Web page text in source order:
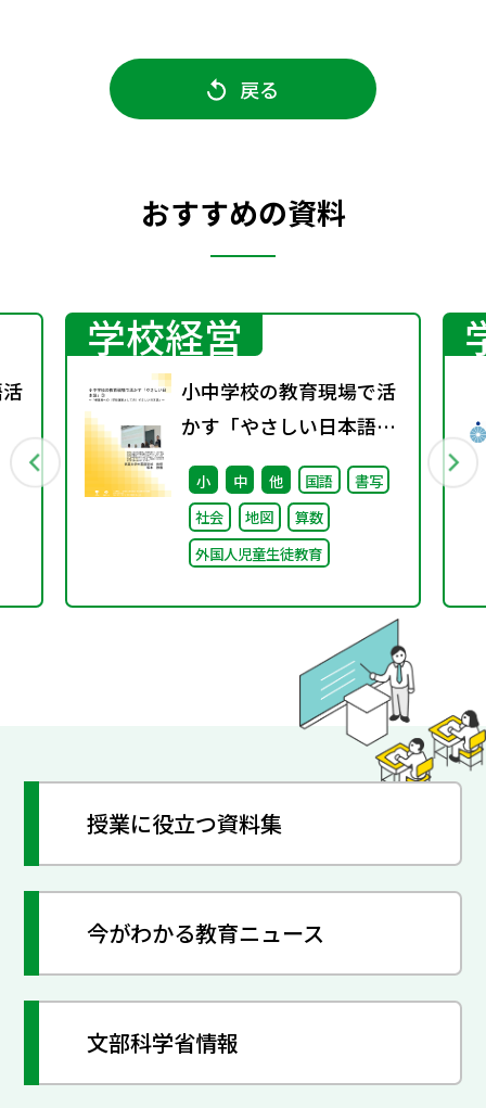
戻る
おすすめの資料
学校経営
小中学校の教育現場で活
かす「やさしい日本語」
③ ～「保護者への（学校
運営としての）やさしい
日本語」～
小 中 他 国語
書写
社会
地図
算数
外国人児童生徒教育
授業に役立つ資料集
今がわかる教育ニュース
文部科学省情報